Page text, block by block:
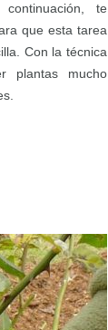
te
que esta tarea
Con la técnica
plantas mucho